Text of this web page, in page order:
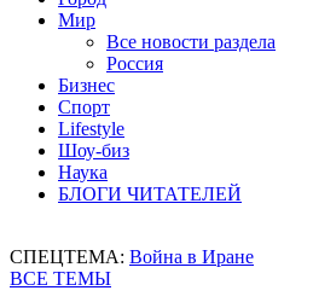
Мир
Все новости раздела
Россия
Бизнес
Спорт
Lifestyle
Шоу-биз
Наука
БЛОГИ ЧИТАТЕЛЕЙ
СПЕЦТЕМА: Война в Иране
ВСЕ ТЕМЫ